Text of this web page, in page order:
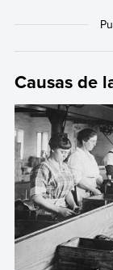
Causas de